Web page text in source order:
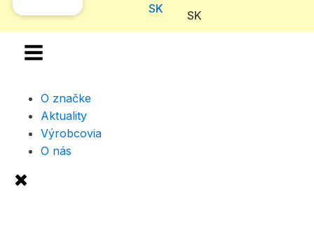
SK SK
O značke
Aktuality
Výrobcovia
O nás